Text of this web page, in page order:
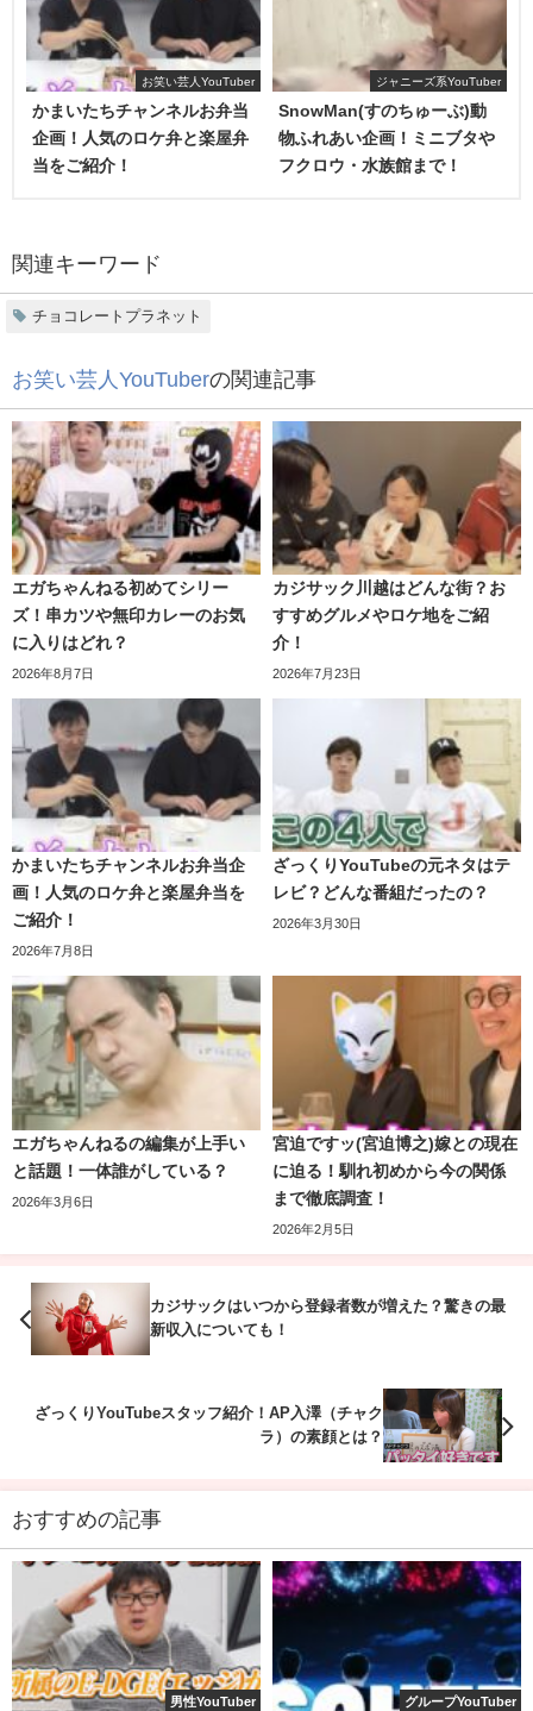
チョコレートプラネットの面白担当の松尾さんは、IKOKO
いて、最近ではフジテレビの新しいカギという番組でバチ
ェラーのオマージュコントでバチェ田バチェ男という役を
演じたりみちょぱのモノマネ などもしています。
見た目が若く見える分39歳という年齢に驚きを感じます
が、実は結婚もしていて、お子さんもいるのです。
西麻布で開催されたカリスマ美容師の誕生日パーティーで
の出会いが交際に繋がり
、2018年5月20日に自身のTwitter
アカウントで突如結婚を発表。
コロナ禍で美容院に行けない松尾さんの髪を奥様がバリカ
ンで剃り上げたもののアタッチメントをつけるのを忘れ、
丸坊主にしてしまったエピソードは微笑ましい限りです。
2020年6月20日に生まれたお子さんが1人います。
お子さんについては、ヒルナンデスで松尾さんが生まれた
お子さんを抱きしめている様子が放送された以外は多くは
語られていません。
また、松尾さんの趣味であるレゲエダンスは、LINE MUSIC
ザ・キッド・ラロイとジャスティン・ビーバーのコ
お笑い芸人YouTuber
かまいたちチャンネルお弁当
企画！人気のロケ弁と楽屋弁
当をご紹介！
ジャニーズ系YouTuber
SnowMan(すのちゅーぶ)動
物ふれあい企画！ミニブタや
フクロウ・水族館まで！
関連キーワード
チョコレートプラネット
お笑い芸人YouTuberの関連記事
エガちゃんねる初めてシリー
ズ！串カツや無印カレーのお気
に入りはどれ？
2026年8月7日
カジサック川越はどんな街？お
すすめグルメやロケ地をご紹
介！
2026年7月23日
かまいたちチャンネルお弁当企
画！人気のロケ弁と楽屋弁当を
ご紹介！
2026年7月8日
ざっくりYouTubeの元ネタはテ
レビ？どんな番組だったの？
2026年3月30日
エガちゃんねるの編集が上手い
と話題！一体誰がしている？
2026年3月6日
宮迫ですッ(宮迫博之)嫁との現在
に迫る！馴れ初めから今の関係
まで徹底調査！
2026年2月5日
カジサックはいつから登録者数が増えた？驚きの最
新収入についても！
ざっくりYouTubeスタッフ紹介！AP入澤（チャク
ラ）の素顔とは？
おすすめの記事
男性YouTuber グループYouTuber